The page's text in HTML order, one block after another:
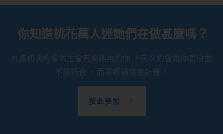
你知道桃花萬人迷她們在做甚麼嗎？
九成初次約會男生會有興趣再約你 ，三次約會跟你表白並
不是巧合 ，而是經過精密計算！
按此參加